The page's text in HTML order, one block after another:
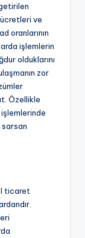
ve
oranlarının
işlemlerin
olduklarını
zor
Özellikle
sarsan
ticaret